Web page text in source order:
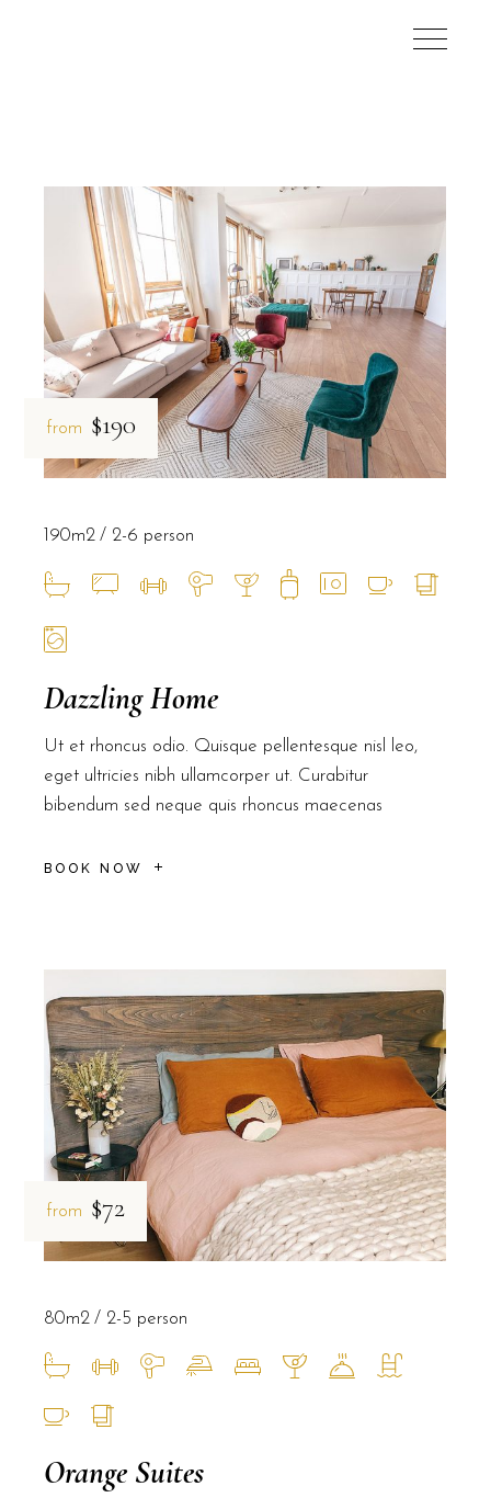
from $190
Dazzling Home
Ut et rhoncus odio. Quisque pellentesque nisl leo,
eget ultricies nibh ullamcorper ut. Curabitur
bibendum sed neque quis rhoncus maecenas
BOOK NOW
190m2 2-6 person
from $72
Orange Suites
80m2 2-5 person